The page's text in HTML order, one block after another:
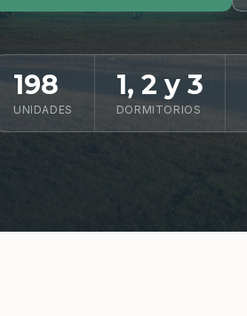
198
UNIDADES
1, 2 y 3
DORMITORIOS